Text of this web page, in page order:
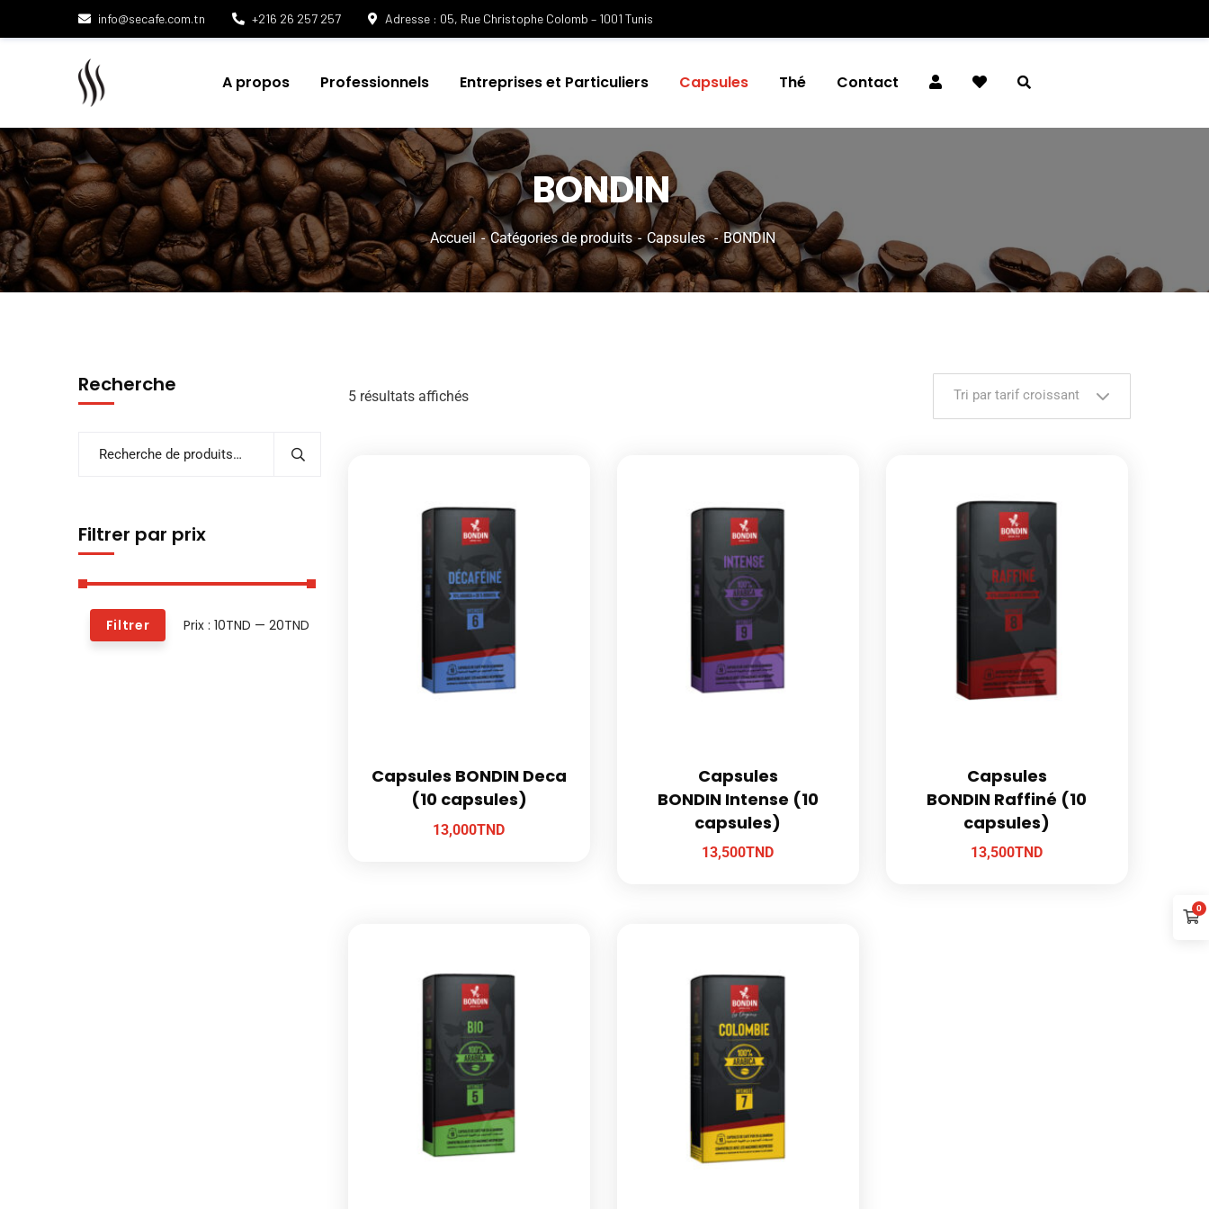
info@secafe.com.tn +216 26 257 257 Adresse : 05, Rue Christophe Colomb – 1001 Tunis
A propos Professionnels Entreprises et Particuliers Capsules Thé Contact
BONDIN
Accueil Catégories de produits Capsules BONDIN
5 résultats affichés Tri par tarif croissant
Capsules BONDIN Deca
(10 capsules)
13,000TND
Capsules
BONDIN Intense (10
capsules)
13,500TND
Capsules
BONDIN Raffiné (10
capsules)
13,500TND
Recherche
Filtrer par prix
Filtrer Prix :10TND —20TND
0